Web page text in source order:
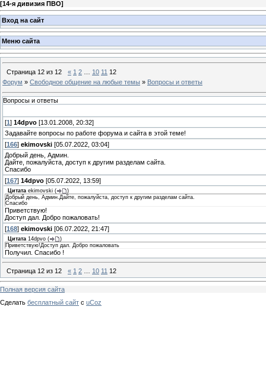
[14-я дивизия ПВО]
Вход на сайт
Меню сайта
Страница 12 из 12 « 1 2 10 11 12
Форум » Свободное общение на любые темы » Вопросы и ответы
Вопросы и ответы
[1 ] 14dpvo [13.01.2008, 20:32]
Задавайте вопросы по работе форума и сайта в этой теме!
[166] ekimovski [05.07.2022, 03:04]
Добрый день, Админ.
Дайте, пожалуйста, доступ к другим разделам сайта.
Спасибо
[167] 14dpvo [05.07.2022, 13:59]
Цитата ekimovski (
)
Добрый день, Админ.Дайте, пожалуйста, доступ к другим разделам сайта.
Спасибо
Приветствую!
Доступ дал. Добро пожаловать!
[168] ekimovski [06.07.2022, 21:47]
Цитата 14dpvo (
)
Приветствую!Доступ дал. Добро пожаловать
Получил. Спасибо !
Страница 12 из 12 « 1 2 10 11 12
Полная версия сайта
Сделать бесплатный сайт с uCoz